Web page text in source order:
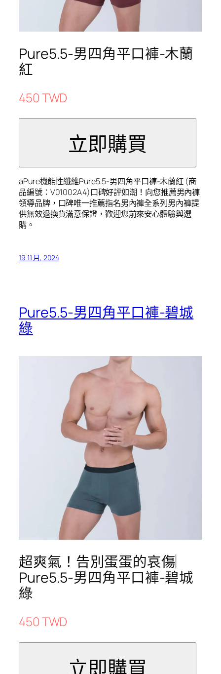
Pure5.5-男四角平口褲-木蘭
紅
450 TWD
aPure機能性纖維Pure5.5-男四角平口褲-木蘭紅 (商
品編號：V01002A4)口碑好評如潮！向您推薦男內褲
領導品牌，口碑唯一推薦指名男內褲全系列男內褲提
供無效退換貨滿意保證，歡迎您前來安心體驗與選
購。
19 11 月, 2024
Pure5.5-男四角平口褲-碧城
綠
超爽氣！告別蛋蛋的哀傷︳
Pure5.5-男四角平口褲-碧城
綠
450 TWD